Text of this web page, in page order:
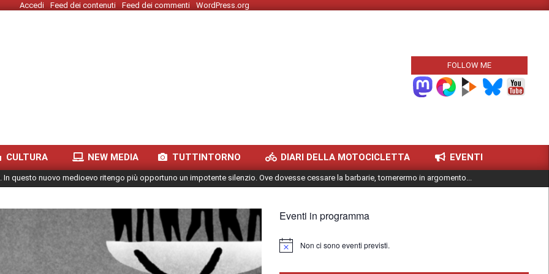
Accedi Feed dei contenuti Feed dei commenti WordPress.org
FOLLOW ME
CULTURA NEW MEDIA TUTTINTORNO DIARI DELLA MOTOCICLETTA EVENTI
questo nuovo medioevo ritengo più opportuno un impotente silenzio. Ove dovesse cessare la barbarie, tornerermo in argomento...
Eventi in programma
Notice Non ci sono eventi previsti.